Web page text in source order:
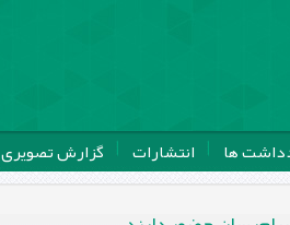
ها انتشارات گزارش تصویری